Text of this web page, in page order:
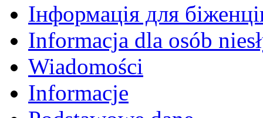
Інформація для
Informacja dla osób
Wiadomości
Informacje